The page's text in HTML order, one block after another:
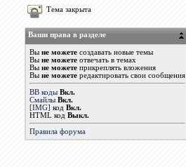
Тема закрыта
Ваши права в разделе
Вы не можетесоздавать новые темы
Вы не можетеотвечать в темах
Вы не можетеприкреплять вложения
Вы не можетередактировать свои сообщения
BB коды Вкл.
Смайлы Вкл.
[IMG] код Вкл.
HTML код Выкл.
Правила форума